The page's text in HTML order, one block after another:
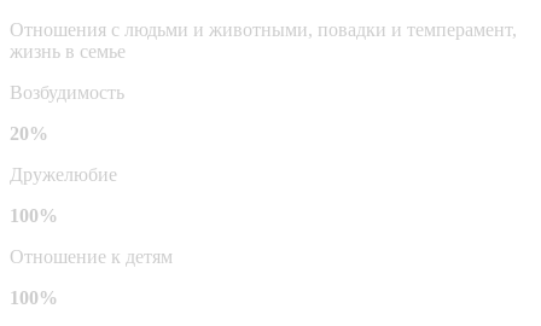
Отношения с людьми и животными, повадки и темперамент,
жизнь в семье
Возбудимость
20%
Дружелюбие
100%
Отношение к детям
100%